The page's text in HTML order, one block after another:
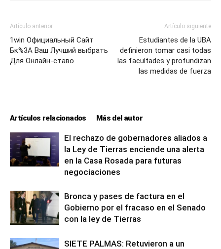
Artículo anterior
1win Официальный Сайт
Бк%3A Ваш Лучший выбрать
Для Онлайн-ставо
Artículo siguiente
Estudiantes de la UBA
definieron tomar casi todas
las facultades y profundizan
las medidas de fuerza
Artículos relacionados Más del autor
El rechazo de gobernadores aliados a
la Ley de Tierras enciende una alerta
en la Casa Rosada para futuras
negociaciones
Bronca y pases de factura en el
Gobierno por el fracaso en el Senado
con la ley de Tierras
SIETE PALMAS: Retuvieron a un